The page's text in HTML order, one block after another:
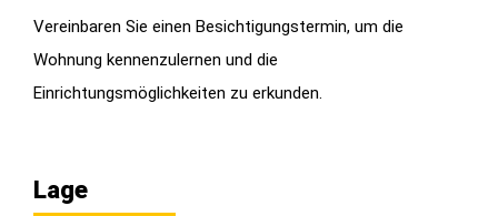
Vereinbaren Sie einen Besichtigungstermin, um die
Wohnung kennenzulernen und die
Einrichtungsmöglichkeiten zu erkunden.
Lage